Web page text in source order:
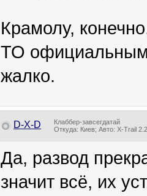
Крамолу,
ТО официальным
жалко.
D-X-D
Клаббер-завсегдатай
Откуда: Киев; Авто: X-Trail
Да, развод
значит всё, их